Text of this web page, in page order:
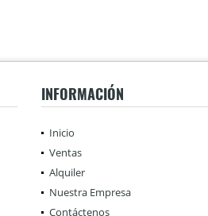
INFORMACIÓN
Inicio
Ventas
Alquiler
Nuestra Empresa
Contáctenos